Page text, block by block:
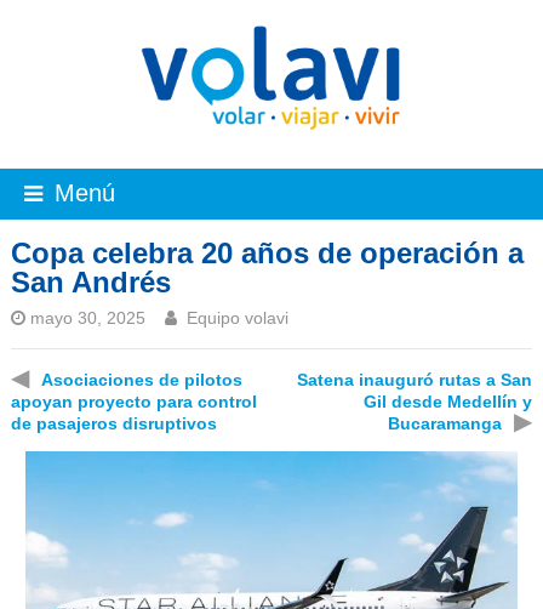
Menú
Copa celebra 20 años de operación a
San Andrés
mayo 30, 2025 Equipo volavi
◀
Asociaciones de pilotos
apoyan proyecto para control
de pasajeros disruptivos
Satena inauguró rutas a San
Gil desde Medellín y
Bucaramanga
▶